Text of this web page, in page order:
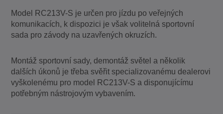
Model RC213V-S je určen pro jízdu po veřejných
komunikacích, k dispozici je však volitelná sportovní
sada pro závody na uzavřených okruzích.
Montáž sportovní sady, demontáž světel a několik
dalších úkonů je třeba svěřit specializovanému dealerovi
vyškolenému pro model RC213V-S a disponujícímu
potřebným nástrojovým vybavením.